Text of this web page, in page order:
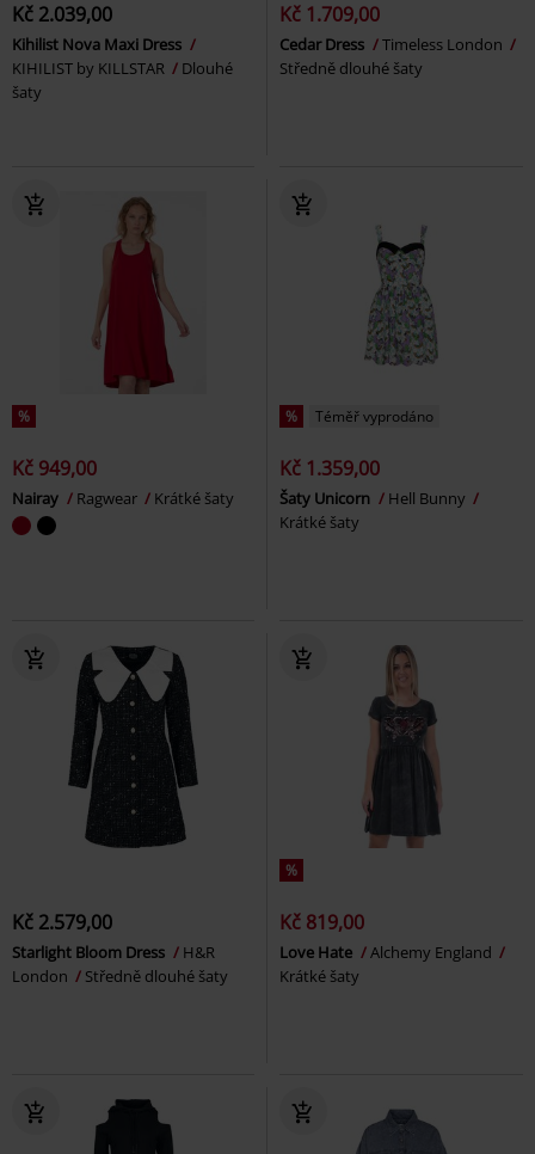
Kč 2.039,00
Kihilist Nova Maxi Dress
KIHILIST by KILLSTAR
Dlouhé
šaty
Kč 1.709,00
Cedar Dress
Timeless London
Středně dlouhé šaty
%
Kč 949,00
Nairay Ragwear Krátké šaty
% Téměř vyprodáno
Kč 1.359,00
Šaty Unicorn
Hell Bunny
Krátké šaty
Kč 2.579,00
Starlight Bloom Dress
H&R
London
Středně dlouhé šaty
%
Kč 819,00
Love Hate
Alchemy England
Krátké šaty